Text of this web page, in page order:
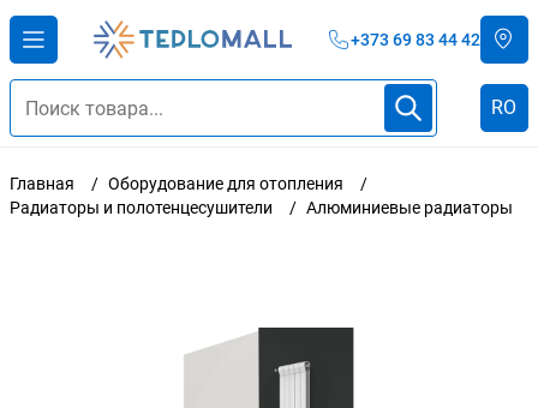
+373 69 83 44 42
RO
Главная
Оборудование для отопления
Радиаторы и полотенцесушители
Алюминиевые радиаторы